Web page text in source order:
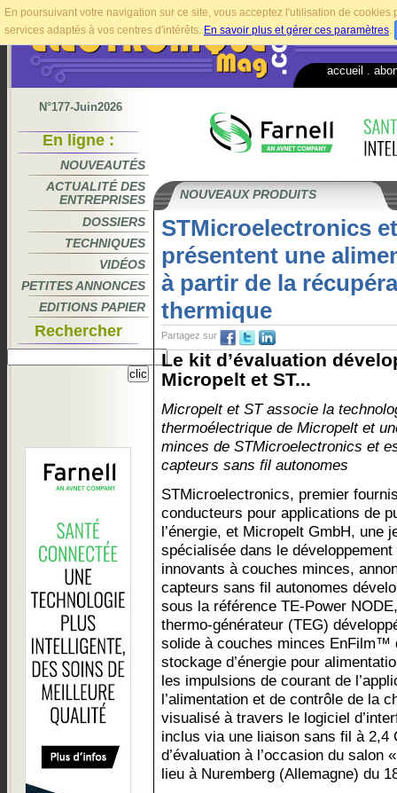
En poursuivant votre navigation sur ce site, vous acceptez l'utilisation de
services adaptés à vos centres d'intérêts. En savoir plus et gérer ces paramètres.
accueil
N°177-Juin2026
En ligne :
NOUVEAUTÉS
ACTUALITÉ DES
ENTREPRISES
DOSSIERS
TECHNIQUES
VIDÉOS
PETITES ANNONCES
EDITIONS PAPIER
Rechercher
NOUVEAUX PRODUITS
STMicroelectronics
présentent une
à partir de la
thermique
Partagez sur
Le kit d’évaluation
Micropelt et ST...
Micropelt et ST associe la
thermoélectrique de Micropelt et
minces de STMicroelectronics et
capteurs sans fil autonomes
STMicroelectronics, premier
conducteurs pour applications de
l’énergie, et Micropelt GmbH, une
spécialisée dans le
innovants à couches minces,
capteurs sans fil autonomes
sous la référence TE-Power
thermo-générateur (TEG)
solide à couches minces EnFilm™
stockage d’énergie pour
les impulsions de courant de
l’alimentation et de contrôle de la
visualisé à travers le logiciel
inclus via une liaison sans fil à
d’évaluation à l’occasion du salon
lieu à Nuremberg (Allemagne) du